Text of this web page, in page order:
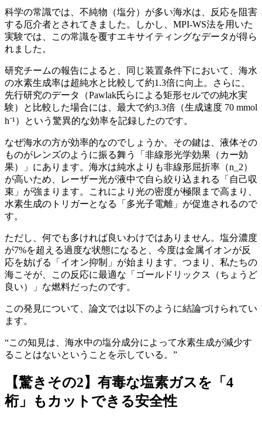
科学の常識では、不純物（塩分）が多い海水は、反応を阻害
する厄介者とされてきました。しかし、MPI-WS法を用いた
実験では、この常識を覆すエキサイティングなデータが得ら
れました。
研究チームの報告によると、同じ装置条件下において、海水
の水素生成率は超純水と比較して約1.3倍に向上。さらに、
先行研究のデータ（Pawlak氏らによる矩形セルでの純水実
験）と比較した場合には、最大で約3.3倍（生成速度 70 mmol
h⁻¹）という驚異的な効率を記録したのです。
なぜ海水の方が効率的なのでしょうか。その鍵は、液体その
ものがレンズのように振る舞う「非線形光学効果（カー効
果）」にあります。海水は純水よりも非線形屈折率（n_2）
が高いため、レーザー光が液中で自ら絞り込まれる「自己収
束」が強まります。これにより光の密度が極限まで高まり、
水素生成のトリガーとなる「多光子電離」が促進されるので
す。
ただし、何でも多ければ良いわけではありません。塩分濃度
が7%を超える過度な状態になると、今度は金属イオンが反
応を妨げる「イオン抑制」が始まります。つまり、私たちの
海こそが、この反応に最適な「ゴールドリックス（ちょうど
良い）」な燃料だったのです。
この発見について、論文では以下のように結論づけられてい
ます。
“この知見は、海水中の塩分成分によって水素生成が減少す
ることはないということを示している。”
【驚きその2】有毒な塩素ガスを「4
桁」もカットできる安全性